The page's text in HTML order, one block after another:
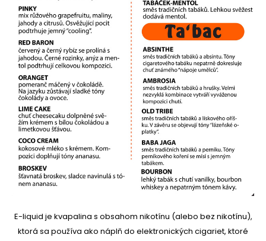
E-liquid je kvapalina s obsahom nikotínu (alebo bez nikotínu),
ktorá sa používa ako náplň do elektronických cigariet, ktoré